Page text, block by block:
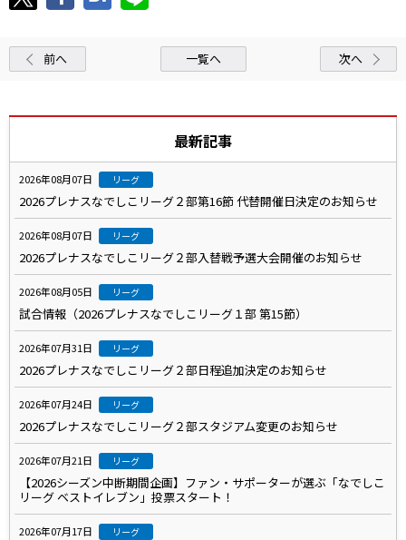
前へ 一覧へ 次へ
最新記事
2026年08月07日 リーグ
2026プレナスなでしこリーグ２部第16節 代替開催日決定のお知らせ
2026年08月07日 リーグ
2026プレナスなでしこリーグ２部入替戦予選大会開催のお知らせ
2026年08月05日 リーグ
試合情報（2026プレナスなでしこリーグ１部 第15節）
2026年07月31日 リーグ
2026プレナスなでしこリーグ２部日程追加決定のお知らせ
2026年07月24日 リーグ
2026プレナスなでしこリーグ２部スタジアム変更のお知らせ
2026年07月21日 リーグ
【2026シーズン中断期間企画】ファン・サポーターが選ぶ「なでしこ
リーグ ベストイレブン」投票スタート！
2026年07月17日 リーグ